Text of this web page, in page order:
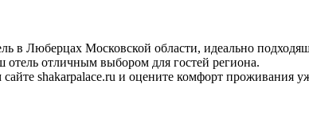
в Люберцах Московской области, идеально
отличным выбором для гостей региона.
shakarpalace.ru и оцените комфорт проживания